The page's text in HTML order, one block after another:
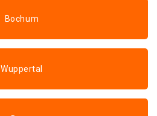
Bochum
Wuppertal